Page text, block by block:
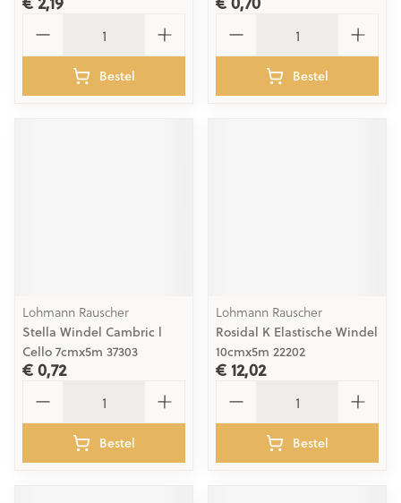
Bestel Bestel
Lohmann Rauscher
Stella Windel Cambric l
Cello 7cmx5m 37303
€ 0,72
Bestel
Lohmann Rauscher
Rosidal K Elastische Windel
10cmx5m 22202
€ 12,02
Bestel